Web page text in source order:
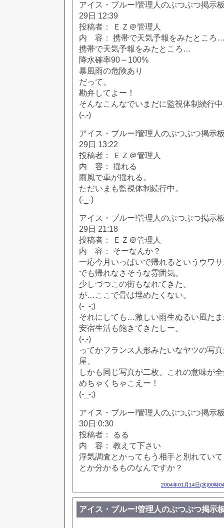
アイス・ブルー!管理人のぶつぶつ掲示
29日 12:39
投稿者： ＥＺ＠管理人
内 容： 携帯で天気予報をみたところ
携帯で天気予報をみたところ…
降水確率90～100%
暴風雨の危険あり
だって。
勘弁してよー！
そんなこんなでいまだに監視体制続行
(-.-)
アイス・ブルー!管理人のぶつぶつ掲示
29日 13:22
投稿者： ＥＺ＠管理人
内 容： 揺れる
雨風で車が揺れる。
ただいまも監視体制続行中。
(-_-)
アイス・ブルー!管理人のぶつぶつ掲示
29日 21:18
投稿者： ＥＺ＠管理人
内 容： そーなんか？
一応今月いっぱいで帰れるというウワ
でも帰れなさそうな雰囲気。
少しづつこの街もなれてきた。
が…ここで骨は埋めたくない。
(-_-;)
それにしても…激しい雨生ぬるい風た
安宿生活も飽きてきたしー。
(-.-)
ってかフランス人形みたいなヤツの写
屋、
しかも同じ写真が二枚。これの意味が
めちゃくちゃこえー！
(-_-;)
アイス・ブルー!管理人のぶつぶつ掲示
30日 0:30
投稿者： るる
内 容： 教えて下さい
浮気調査とかってもう相手と別れてい
とか分かるものなんですか？
2004年01月14日(水)00時
アイス・ブルー!管理人のぶつぶつ掲示